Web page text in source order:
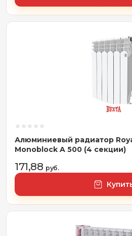
Алюминиевый радиатор
Monoblock A 500 (4 секции)
171,88 руб.